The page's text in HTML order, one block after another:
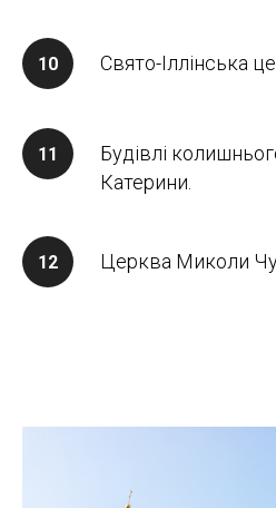
Свято-Іллінська
Будівлі
Катерини.
Церква Миколи